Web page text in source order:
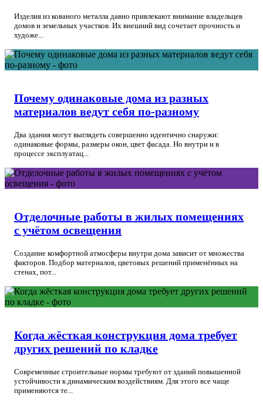
Изделия из кованого металла давно привлекают внимание владельцев
домов и земельных участков. Их внешний вид сочетает прочность и
художе...
Почему одинаковые дома из разных
материалов ведут себя по-разному
Два здания могут выглядеть совершенно идентично снаружи:
одинаковые формы, размеры окон, цвет фасада. Но внутри и в
процессе эксплуатац...
Отделочные работы в жилых помещениях
с учётом освещения
Создание комфортной атмосферы внутри дома зависит от множества
факторов. Подбор материалов, цветовых решений применённых на
стенах, пот...
Когда жёсткая конструкция дома требует
других решений по кладке
Современные строительные нормы требуют от зданий повышенной
устойчивости к динамическим воздействиям. Для этого все чаще
применяются те...